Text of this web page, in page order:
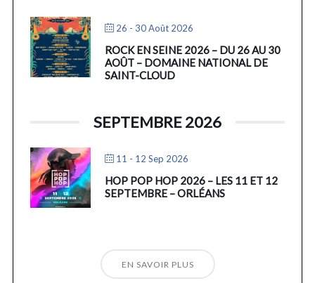
26 - 30 Août 2026
ROCK EN SEINE 2026 – DU 26 AU 30
AOÛT – DOMAINE NATIONAL DE
SAINT-CLOUD
SEPTEMBRE 2026
11 - 12 Sep 2026
HOP POP HOP 2026 – LES 11 ET 12
SEPTEMBRE – ORLÉANS
EN SAVOIR PLUS